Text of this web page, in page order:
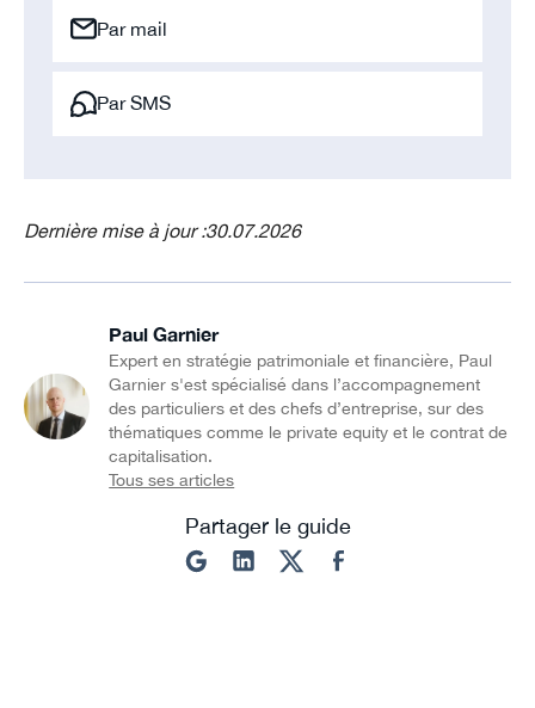
Par mail
Par SMS
Dernière mise à jour :30.07.2026
Paul Garnier
Expert en stratégie patrimoniale et financière, Paul
Garnier s'est spécialisé dans l’accompagnement
des particuliers et des chefs d’entreprise, sur des
thématiques comme le private equity et le contrat de
capitalisation.
Tous ses articles
Partager le guide